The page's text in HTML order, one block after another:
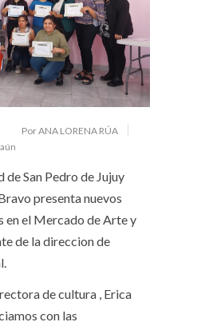
Por ANA LORENA RÚA
San Pedro de Jujuy
presenta nuevos
en el Mercado de Arte y
de la direccion de
de cultura , Erica
con las